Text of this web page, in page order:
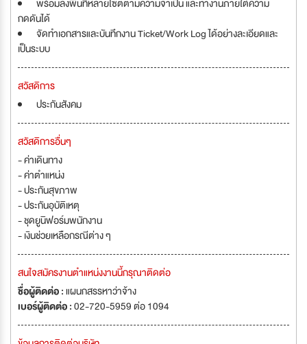
พร้อมลงพื้นที่หลายไซต์ตามความจำเป็น และทำงานภายใต้ความ
กดดันได้
จัดทำเอกสารและบันทึกงาน Ticket/Work Log ได้อย่างละเอียดและ
เป็นระบบ
สวัสดิการ
ประกันสังคม
สวัสดิการอื่นๆ
- ค่าเดินทาง
- ค่าตำแหน่ง
- ประกันสุขภาพ
- ประกันอุบัติเหตุ
- ชุดยูนิฟอร์มพนักงาน
- เงินช่วยเหลือกรณีต่าง ๆ
สนใจสมัครงานตำแหน่งงานนี้กรุณาติดต่อ
ชื่อผู้ติดต่อ :แผนกสรรหาว่าจ้าง
เบอร์ผู้ติดต่อ :02-720-5959 ต่อ 1094